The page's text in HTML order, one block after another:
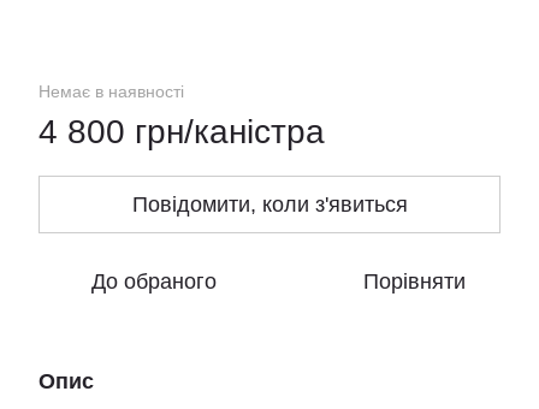
Немає в наявності
4 800 грн/каністра
Повідомити, коли з'явиться
До обраного Порівняти
Опис